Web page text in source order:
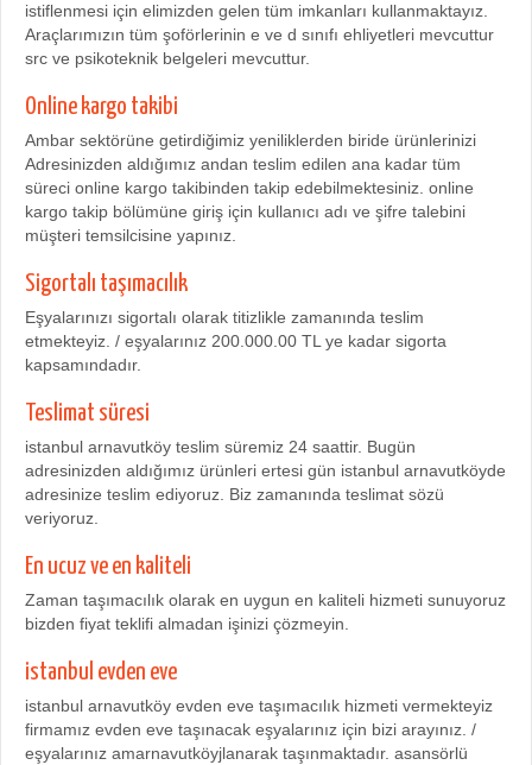
istiflenmesi için elimizden gelen tüm imkanları kullanmaktayız.
Araçlarımızın tüm şoförlerinin e ve d sınıfı ehliyetleri mevcuttur
src ve psikoteknik belgeleri mevcuttur.
Online kargo takibi
Ambar sektörüne getirdiğimiz yeniliklerden biride ürünlerinizi
Adresinizden aldığımız andan teslim edilen ana kadar tüm
süreci online kargo takibinden takip edebilmektesiniz. online
kargo takip bölümüne giriş için kullanıcı adı ve şifre talebini
müşteri temsilcisine yapınız.
Sigortalı taşımacılık
Eşyalarınızı sigortalı olarak titizlikle zamanında teslim
etmekteyiz. / eşyalarınız 200.000.00 TL ye kadar sigorta
kapsamındadır.
Teslimat süresi
istanbul arnavutköy teslim süremiz 24 saattir. Bugün
adresinizden aldığımız ürünleri ertesi gün istanbul arnavutköyde
adresinize teslim ediyoruz. Biz zamanında teslimat sözü
veriyoruz.
En ucuz ve en kaliteli
Zaman taşımacılık olarak en uygun en kaliteli hizmeti sunuyoruz
bizden fiyat teklifi almadan işinizi çözmeyin.
istanbul evden eve
istanbul arnavutköy evden eve taşımacılık hizmeti vermekteyiz
firmamız evden eve taşınacak eşyalarınız için bizi arayınız. /
eşyalarınız amarnavutköyjlanarak taşınmaktadır. asansörlü